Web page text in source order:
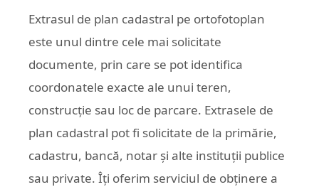
Extrasul de plan cadastral pe ortofotoplan
este unul dintre cele mai solicitate
documente, prin care se pot identifica
coordonatele exacte ale unui teren,
construcție sau loc de parcare. Extrasele de
plan cadastral pot fi solicitate de la primărie,
cadastru, bancă, notar și alte instituții publice
sau private. Îți oferim serviciul de obținere a